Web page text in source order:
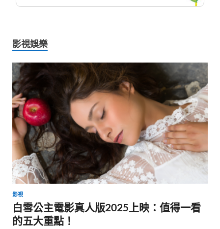
影視娛樂
影視
白雪公主電影真人版2025上映：值得一看
的五大重點！